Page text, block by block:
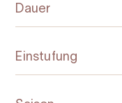
Dauer
Einstufung